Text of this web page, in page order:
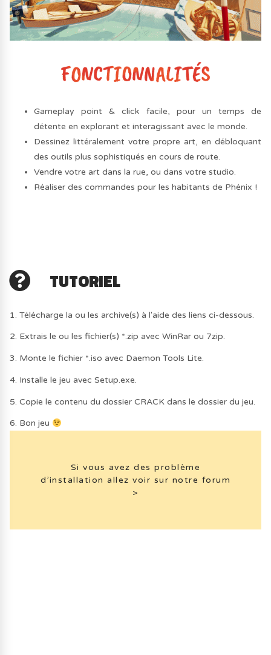
Gameplay point & click facile, pour un temps de
détente en explorant et interagissant avec le monde.
Dessinez littéralement votre propre art, en débloquant
des outils plus sophistiqués en cours de route.
Vendre votre art dans la rue, ou dans votre studio.
Réaliser des commandes pour les habitants de Phénix !
TUTORIEL
1. Télécharge la ou les archive(s) à l'aide des liens ci-dessous.
2. Extrais le ou les fichier(s) *.zip avec WinRar ou 7zip.
3. Monte le fichier *.iso avec Daemon Tools Lite.
4. Installe le jeu avec Setup.exe.
5. Copie le contenu du dossier CRACK dans le dossier du jeu.
6. Bon jeu
Si vous avez des problème
d’installation allez voir sur notre forum
>